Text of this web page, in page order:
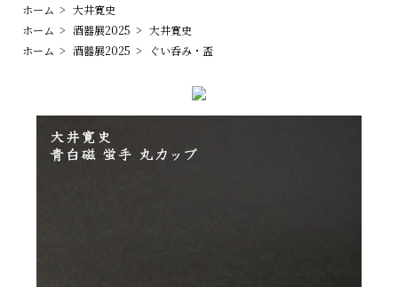
ホーム > 大井寛史
ホーム > 酒器展2025 > 大井寛史
ホーム > 酒器展2025 > ぐい呑み・盃